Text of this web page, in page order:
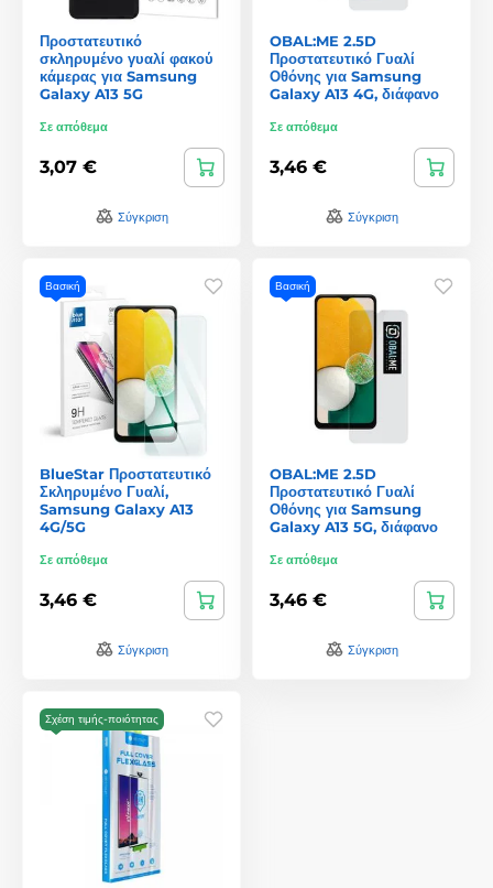
Προστατευτικό
σκληρυμένο γυαλί φακού
κάμερας για Samsung
Galaxy A13 5G
Σε απόθεμα
3,07 €
Σύγκριση
OBAL:ME 2.5D
Προστατευτικό Γυαλί
Οθόνης για Samsung
Galaxy A13 4G, διάφανο
Σε απόθεμα
3,46 €
Σύγκριση
Βασική
BlueStar Προστατευτικό
Σκληρυμένο Γυαλί,
Samsung Galaxy A13
4G/5G
Σε απόθεμα
3,46 €
Σύγκριση
Βασική
OBAL:ME 2.5D
Προστατευτικό Γυαλί
Οθόνης για Samsung
Galaxy A13 5G, διάφανο
Σε απόθεμα
3,46 €
Σύγκριση
Σχέση τιμής-ποιότητας